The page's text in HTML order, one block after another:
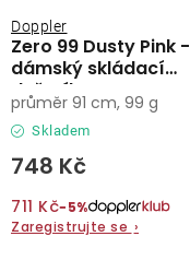
Zero 99 Dusty Pink -
dámský skládací
deštník
Doppler
Skladem
748 Kč
711 Kč−5%
Zaregistrujte se ›
průměr 91 cm, 99 g